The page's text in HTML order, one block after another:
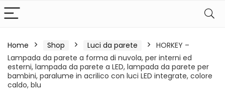
Home Shop Luci da parete
HORKEY –
Lampada da parete a forma di nuvola, per interni ed
esterni, lampada da parete a LED, lampada da parete per
bambini, paralume in acrilico con luci LED integrate, colore
caldo, blu